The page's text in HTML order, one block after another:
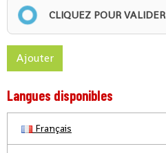
CLIQUEZ POUR VALIDER
Ajouter
Langues disponibles
Français